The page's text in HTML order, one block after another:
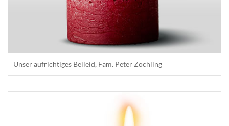
Unser aufrichtiges Beileid, Fam. Peter Zöchling